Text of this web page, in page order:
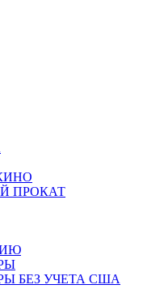
ПРОКАТ
БЕЗ УЧЕТА США